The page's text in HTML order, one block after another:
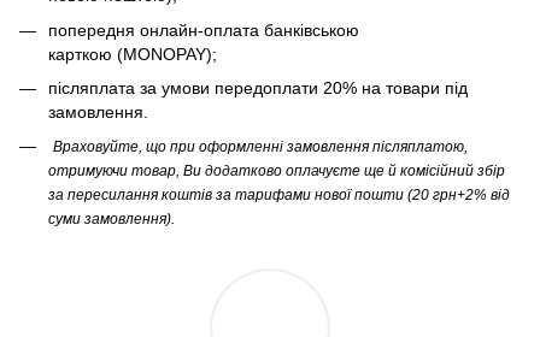
попередня онлайн-оплата банківською
карткою (MONOPAY);
післяплата за умови передоплати 20% на товари під
замовлення.
Враховуйте, що при оформленні замовлення післяплатою,
отримуючи товар, Ви додатково оплачуєте ще й комісійний збір
за пересилання коштів за тарифами нової пошти (20 грн+2% від
суми замовлення).